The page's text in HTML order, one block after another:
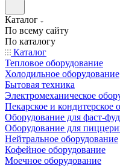
Каталог
По всему сайту
По каталогу
Каталог
Тепловое оборудование
Холодильное оборудование
Бытовая техника
Электромеханическое
Пекарское и кондитерское
Оборудование для фаст-
Оборудование для
Нейтральное оборудование
Кофейное оборудование
Моечное оборудование